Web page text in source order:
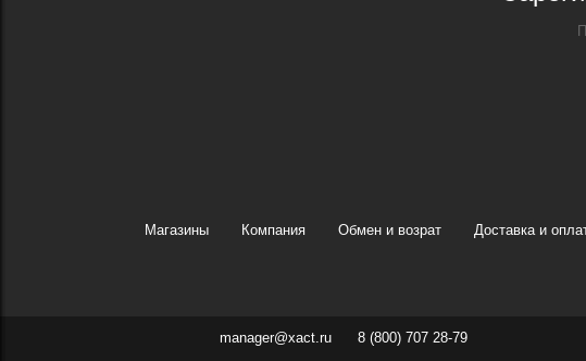
Магазины Компания Обмен и возрат Доставка и
manager@xact.ru 8 (800) 707 28-79